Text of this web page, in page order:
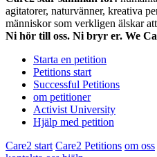
agitatorer, naturvänner, kreativa
människor som verkligen älskar
Ni hör till oss. Ni bryr er. We
Starta en petition
Petitions start
Successful Petitions
om petitioner
Activist University
Hjälp med petition
Care2 start Care2 Petitions om oss